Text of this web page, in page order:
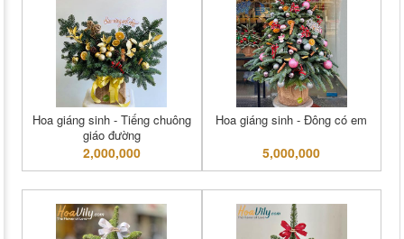
Hoa giáng sinh - Tiếng chuông
giáo đường
2,000,000
Hoa giáng sinh - Đông có em
5,000,000